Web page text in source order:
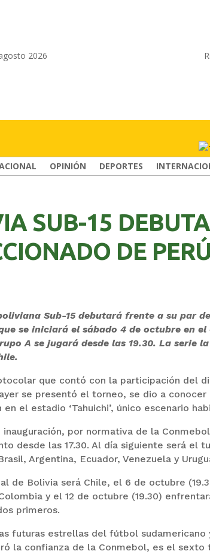
2026
OPINIÓN DEPORTES
SUB-15
DE
Sub-15 debutará frente a su par
se iniciará el sábado 4 de octubre en el
A se jugará desde las 19.30. La serie
que contó con la participación del
se presentó el torneo, se dio a
en el estadio ‘Tahuichi’, único escenario
inauguración, por normativa de la
desde las 17.30. Al día siguiente será el
Argentina, Ecuador, Venezuela y
de Bolivia será Chile, el 6 de octubre
y el 12 de octubre (19.30)
primeros.
futuras estrellas del fútbol sudamericano
la confianza de la Conmebol, es el